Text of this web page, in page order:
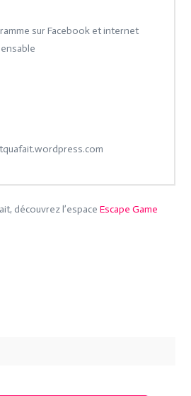
sur Facebook et internet
découvrez l’espaceEscape Game